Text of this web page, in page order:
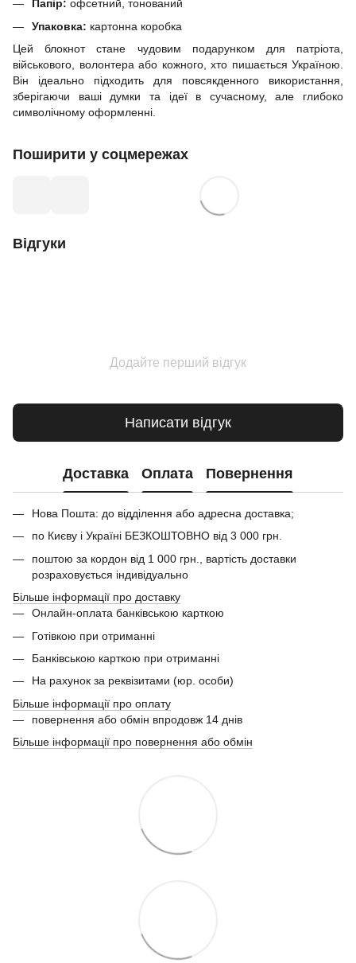
Папір: офсетний, тонований
Упаковка: картонна коробка
Цей блокнот стане чудовим подарунком для патріота,
військового, волонтера або кожного, хто пишається Україною.
Він ідеально підходить для повсякденного використання,
зберігаючи ваші думки та ідеї в сучасному, але глибоко
символічному оформленні.
Поширити у соцмережах
Відгуки
Додайте перший відгук
Написати відгук
Доставка Оплата Повернення
Нова Пошта: до відділення або адресна доставка;
по Києву і Україні БЕЗКОШТОВНО від 3 000 грн.
поштою за кордон від 1 000 грн., вартість доставки
розраховується індивідуально
Більше інформації про доставку
Онлайн-оплата банківською карткою
Готівкою при отриманні
Банківською карткою при отриманні
На рахунок за реквізитами (юр. особи)
Більше інформації про оплату
повернення або обмін впродовж 14 днів
Більше інформації про повернення або обмін